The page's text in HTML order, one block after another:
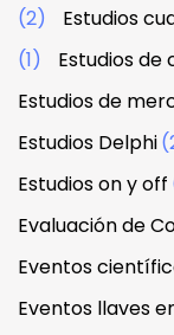
(2)
Estudios
(1)
Estudios
Estudios de
Estudios Delphi
Estudios on y off
Evaluación de
Eventos
Eventos llaves